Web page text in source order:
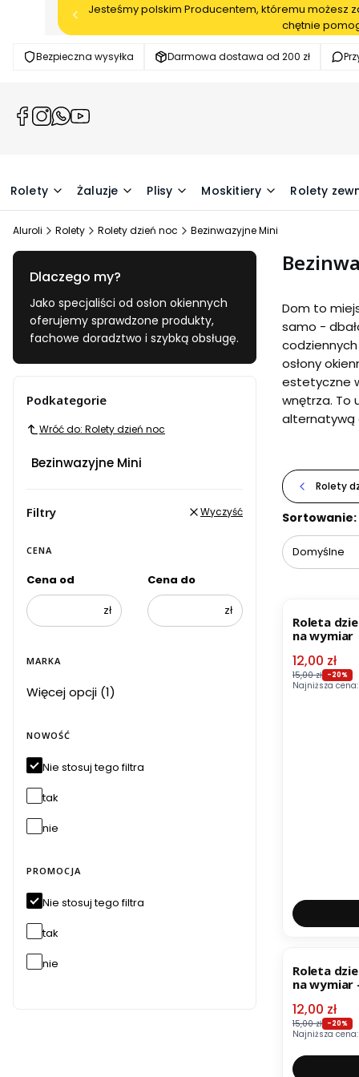
Jesteśmy polskim Producentem, któremu możesz
chętnie
Bezpieczna wysyłka Darmowa dostawa od 200 zł
(Otwiera
karcie)
(Otwiera
karcie)
(Otwiera
karcie)
(Otwiera
karcie)
Rolety Żaluzje Plisy Moskitiery Rolety
Aluroli Rolety Rolety dzień noc Bezinwazyjne Mini
Dlaczego my?
Jako specjaliści od osłon okiennych
oferujemy sprawdzone produkty,
fachowe doradztwo i szybką obsługę.
Podkategorie
Wróć do: Rolety dzień noc
Bezinwazyjne Mini
Filtry Wyczyść
CENA
Cena od
zł
Cena do
zł
MARKA
Marka
Więcej opcji (1)
NOWOŚĆ
Nie stosuj tego filtra
tak
nie
PROMOCJA
Nie stosuj tego filtra
tak
nie
Dom to
samo -
osłony
estetyczne
wnętrza. To
alternatywą
Rolety
Lista
Sortowanie:
Domyślne
Roleta
na wymiar
Cena
12,00 zł
15,00 zł -20%
Najniższa cena:
Roleta
na wymiar
Cena
12,00 zł
15,00 zł -20%
Najniższa cena: